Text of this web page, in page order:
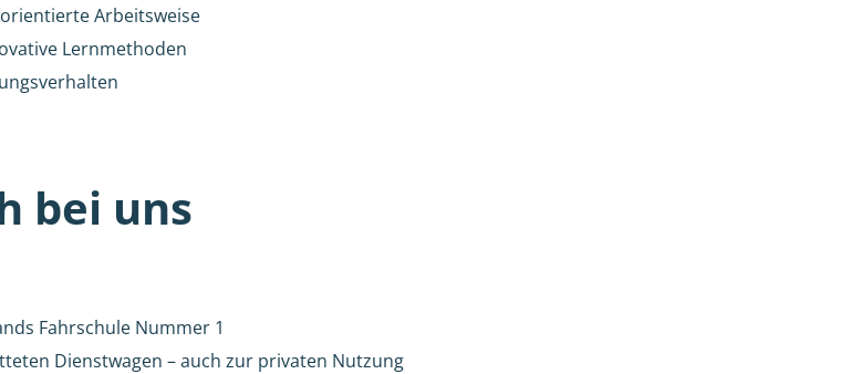
Arbeitsweise
Lernmethoden
bei uns
Fahrschule Nummer 1
Dienstwagen – auch zur privaten Nutzung